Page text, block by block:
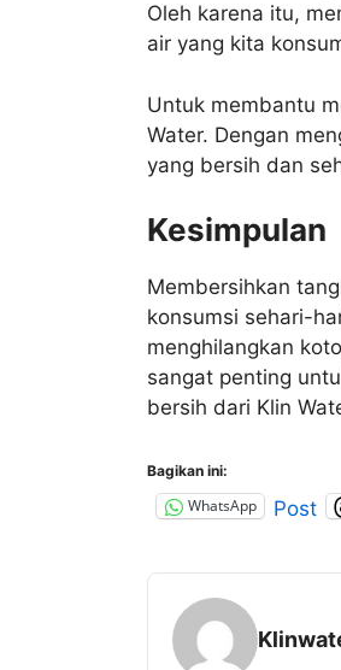
Oleh karena itu,
air yang kita
Untuk membantu
Water. Dengan
yang bersih dan
Kesimpulan
Membersihkan
konsumsi sehari-
menghilangkan
sangat penting
bersih dari Klin
Bagikan ini:
WhatsApp Post